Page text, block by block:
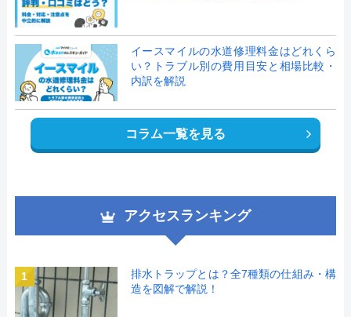
イースマイルの水道修理料金はどれくら
い？トラブル別の費用目安と相場比較・
内訳を解説
コラム一覧を見る
アクセスランキング
1
排水トラップとは？全7種類の仕組み・構
造を図解で解説！